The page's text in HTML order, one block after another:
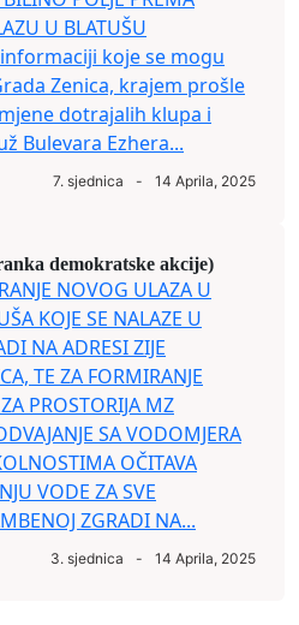
U BLATUŠU
koje se mogu
Zenica, krajem prošle
dotrajalih klupa i
Bulevara Ezhera...
7. sjednica - 14 Aprila, 2025
demokratske akcije)
NOVOG ULAZA U
KOJE SE NALAZE U
NA ADRESI ZIJE
TE ZA FORMIRANJE
PROSTORIJA MZ
SA VODOMJERA
OČITAVA
VODE ZA SVE
ZGRADI NA...
3. sjednica - 14 Aprila, 2025